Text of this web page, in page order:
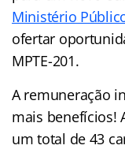
Ministério
ofertar
MPTE-201.
A remuneração
mais benefícios!
um total de 43